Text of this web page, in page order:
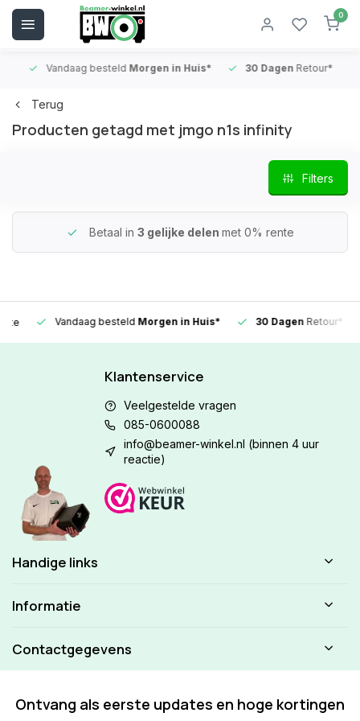
0
Vandaag besteldMorgen in Huis* 30 DagenRetour*
Terug
Producten getagd met jmgo n1s infinity
Filters
Betaal in 3 gelijke delen met 0% rente
Vandaag besteldMorgen in Huis* 30 DagenRetour*
Klantenservice
Veelgestelde vragen
085-0600088
info@beamer-winkel.nl (binnen 4 uur
reactie)
Handige links
Informatie
Contactgegevens
Ontvang als eerste updates en hoge kortingen